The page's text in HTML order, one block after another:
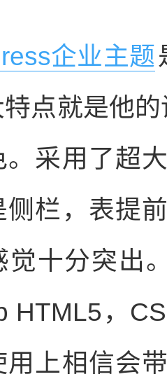
企业主题
点就是他
。采用了超
侧栏，表提
觉十分突出
HTML5，
用上相信会